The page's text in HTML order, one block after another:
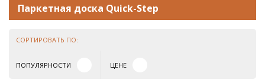
Паркетная доска Quick-Step
СОРТИРОВАТЬ ПО:
ПОПУЛЯРНОСТИ ЦЕНЕ